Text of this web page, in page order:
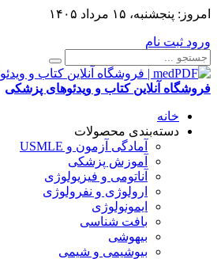
امروز: پنجشنبه، ۱۵ مرداد ۱۴۰۵
ورود ثبت نام
فروشگاه آنلاین کتاب و ویدئوهای پزشکی
خانه
دسته‌بندی محصولات
آمادگی آزمون و USMLE
آموزش پزشکی
آناتومی و فیزیولوژی
ارولوژی و نفرولوژی
ایمونولوژی
بافت شناسی
بیهوشی
بیوشیمی و شیمی